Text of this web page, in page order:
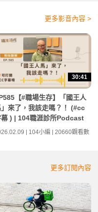
更多影音內容 >
30:41
【#職場生存】「國王人
」來了，我該走嗎？！ (#cc
幕 ) | 104職涯診所Podcast
| 104小編 | 20660觀看數
更多訂閱內容